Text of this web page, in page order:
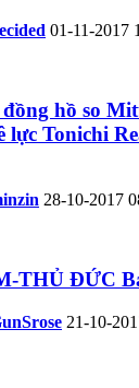
01-11-2017
hồ so
lực Tonichi
28-10-2017
THỦ ĐỨC
21-10-